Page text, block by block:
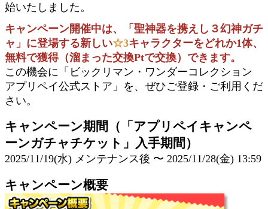
始いたしました。
キャンペーン開催中は、「聖神器を携えし３幻神ガチ
ャ」に登場する新しい☆3キャラクターをどれか1体、
無料で獲得（溜まった交換Ptで交換）できます。
この機会に「ビックリマン・ワンダーコレクション
アプリペイ公式ストア」を、ぜひご登録・ご利用くだ
さい。
キャンペーン期間（「アプリペイキャンペ
ーンガチャチケット」入手期間）
2025/11/19(水) メンテナンス後 〜 2025/11/28(金) 13:59
キャンペーン概要